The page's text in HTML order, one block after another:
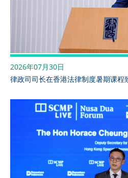
2026年07月30日
律政司司长在香港法律制度暑期课程